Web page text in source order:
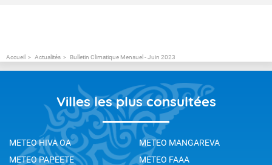
Accueil Actualités Bulletin Climatique Mensuel - Juin 2023
Villes les plus consultées
METEO HIVA OA
METEO MANGAREVA
METEO PAPEETE
METEO FAAA